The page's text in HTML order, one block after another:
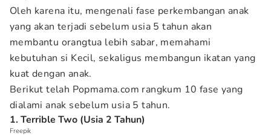
Oleh karena itu, mengenali fase perkembangan anak
yang akan terjadi sebelum usia 5 tahun akan
membantu orangtua lebih sabar, memahami
kebutuhan si Kecil, sekaligus membangun ikatan yang
kuat dengan anak.
Berikut telah Popmama.com rangkum 10 fase yang
dialami anak sebelum usia 5 tahun.
1. Terrible Two (Usia 2 Tahun)
Freepik